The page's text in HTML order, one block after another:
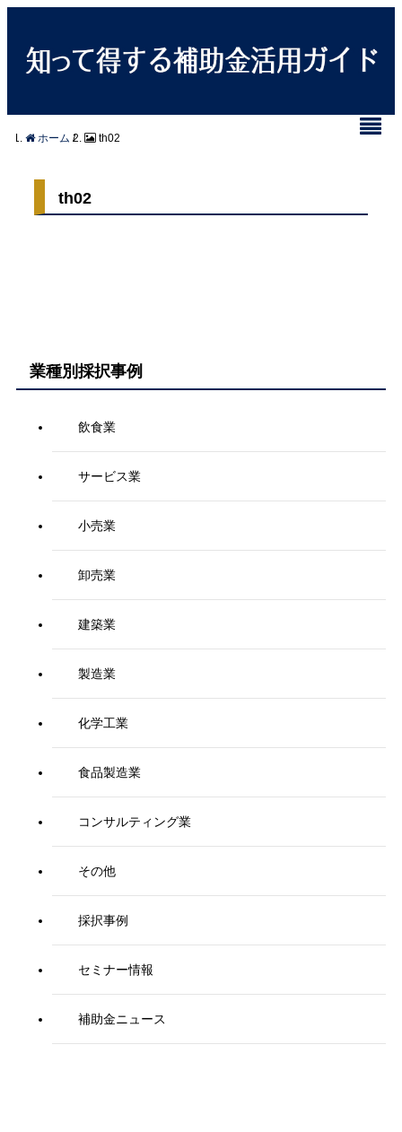
ホーム / th02
th02
業種別採択事例
飲食業
サービス業
小売業
卸売業
建築業
製造業
化学工業
食品製造業
コンサルティング業
その他
採択事例
セミナー情報
補助金ニュース